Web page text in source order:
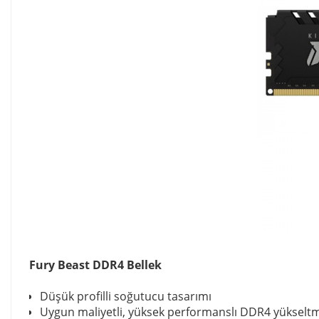
Fury Beast DDR4 Bellek
Düşük profilli soğutucu tasarımı
Uygun maliyetli, yüksek performanslı DDR4